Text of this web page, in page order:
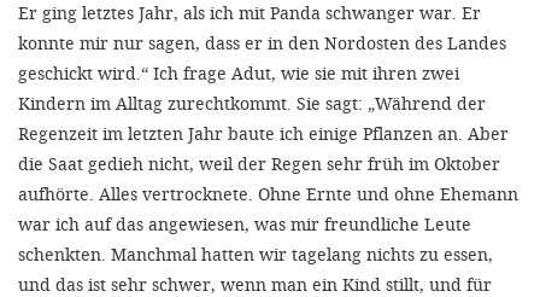
Er ging letztes Jahr, als ich mit Panda schwanger war. Er
konnte mir nur sagen, dass er in den Nordosten des Landes
geschickt wird.“ Ich frage Adut, wie sie mit ihren zwei
Kindern im Alltag zurechtkommt. Sie sagt: „Während der
Regenzeit im letzten Jahr baute ich einige Pflanzen an. Aber
die Saat gedieh nicht, weil der Regen sehr früh im Oktober
aufhörte. Alles vertrocknete. Ohne Ernte und ohne Ehemann
war ich auf das angewiesen, was mir freundliche Leute
schenkten. Manchmal hatten wir tagelang nichts zu essen,
und das ist sehr schwer, wenn man ein Kind stillt, und für